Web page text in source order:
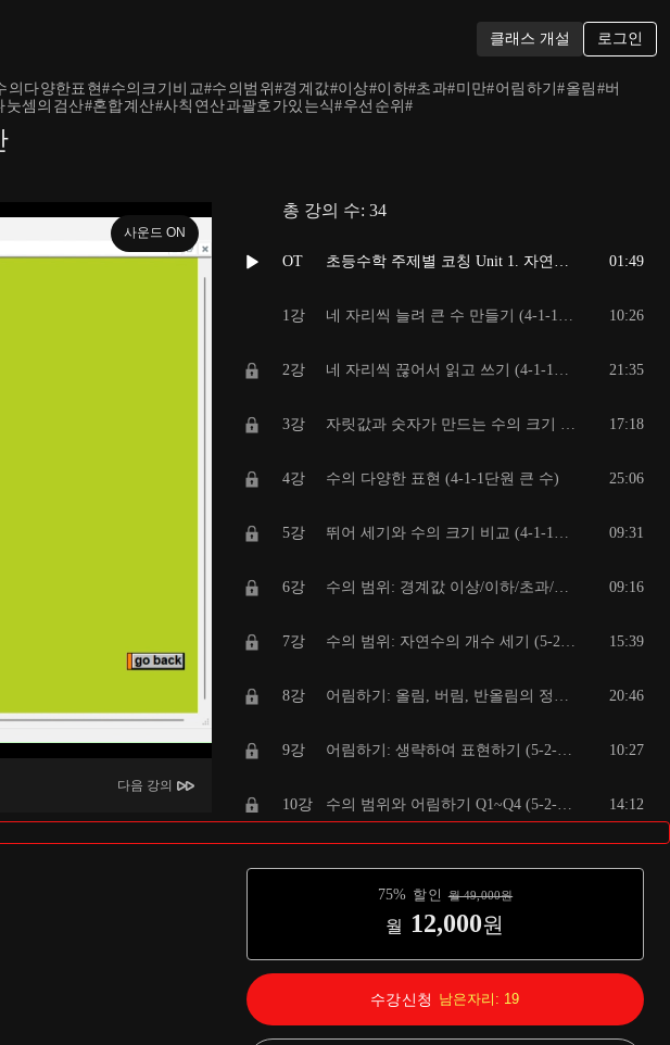
클래스 개설 로그인
다양한표현#수의크기비교#수의범위#경계값#이상#이하#초과#미만#어림하기#올림#버
셈의검산#혼합계산#사칙연산과괄호가있는식#우선순위#
사운드 ON
다음 강의
총 강의 수: 34
OT 초등수학 주제별 코칭 Unit 1. 자연수와 그 사칙연산 01:49
1강 네 자리씩 늘려 큰 수 만들기 (4-1-1단원 큰 수) 10:26
2강 네 자리씩 끊어서 읽고 쓰기 (4-1-1단원 큰 수) 21:35
3강 자릿값과 숫자가 만드는 수의 크기 (4-1-1단원 큰 수) 17:18
4강 수의 다양한 표현 (4-1-1단원 큰 수) 25:06
5강 뛰어 세기와 수의 크기 비교 (4-1-1단원 큰 수) 09:31
6강 수의 범위: 경계값 이상/이하/초과/미만 (5-2-1단원 수의 범위와 어림하기) 09:16
7강 수의 범위: 자연수의 개수 세기 (5-2-1단원 수의 범위와 어림하기) 15:39
8강 어림하기: 올림, 버림, 반올림의 정의 (5-2-1단원 수의 범위와 어림하기) 20:46
9강 어림하기: 생략하여 표현하기 (5-2-1단원 수의 범위와 어림하기) 10:27
10강 수의 범위와 어림하기 Q1~Q4 (5-2-1단원 수의 범위와 어림하기) 14:12
14강 받아내림이 있는 뺄셈 (3-1-1단원 덧셈과 뺄셈) 11:46
75% 할인 월49,000원
월 12,000원
수강신청 남은자리: 19